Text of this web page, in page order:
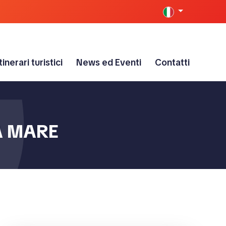
turistici News ed Eventi Contatti
MARE